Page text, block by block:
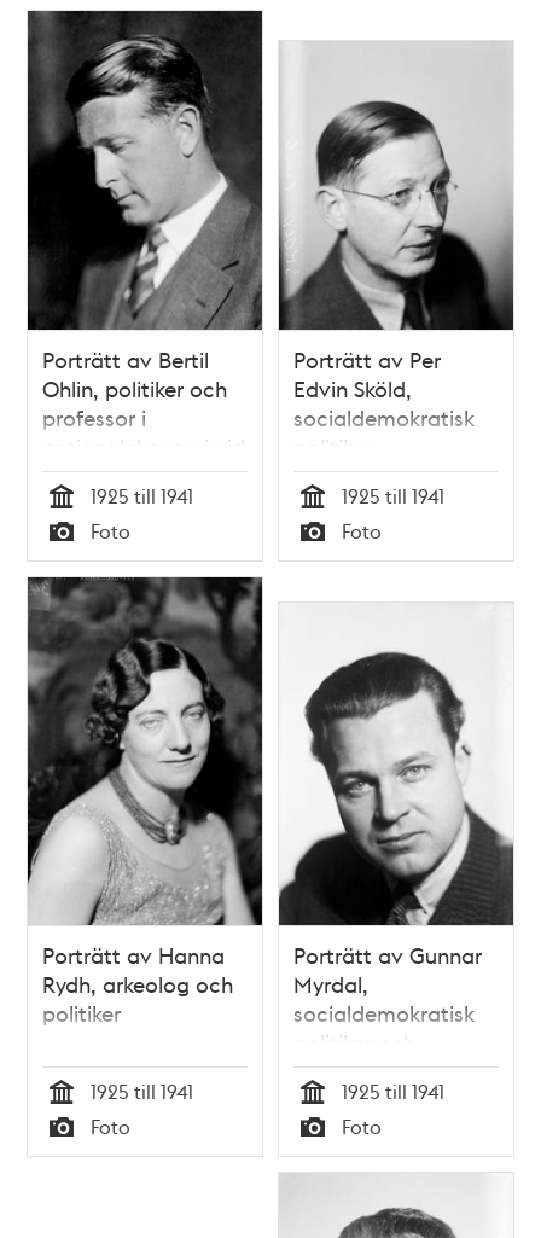
Porträtt av Bertil
Ohlin, politiker och
professor i
nationalekonomi vid
Handelshögskolan i
Stockholm (1929-
1965)
Tid
1925 till 1941
Typ
Foto
Porträtt av Per
Edvin Sköld,
socialdemokratisk
politiker
Tid
1925 till 1941
Typ
Foto
Porträtt av Hanna
Rydh, arkeolog och
politiker
Tid
1925 till 1941
Typ
Foto
Porträtt av Gunnar
Myrdal,
socialdemokratisk
politiker och
professor i
nationalekonomi
Tid
1925 till 1941
Typ
Foto